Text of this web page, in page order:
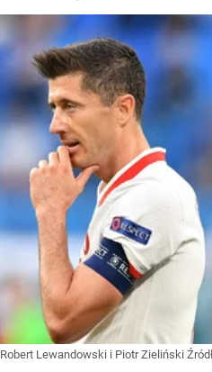
Robert Lewandowski i Piotr Zieliński